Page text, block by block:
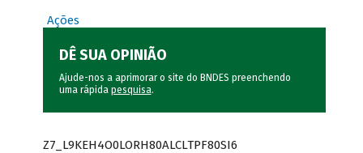
Ações
DÊ SUA OPINIÃO
Ajude-nos a aprimorar o site do BNDES preenchendo
uma rápida pesquisa.
Z7_L9KEH4O0LORH80ALCLTPF80SI6